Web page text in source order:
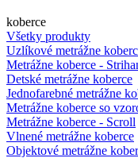
koberce
Všetky produkty
Uzlíkové metrážne
Metrážne koberce -
Detské metrážne koberce
Jednofarebné metrážne
Metrážne koberce so
Metrážne koberce - Scroll
Vlnené metrážne koberce
Objektové metrážne